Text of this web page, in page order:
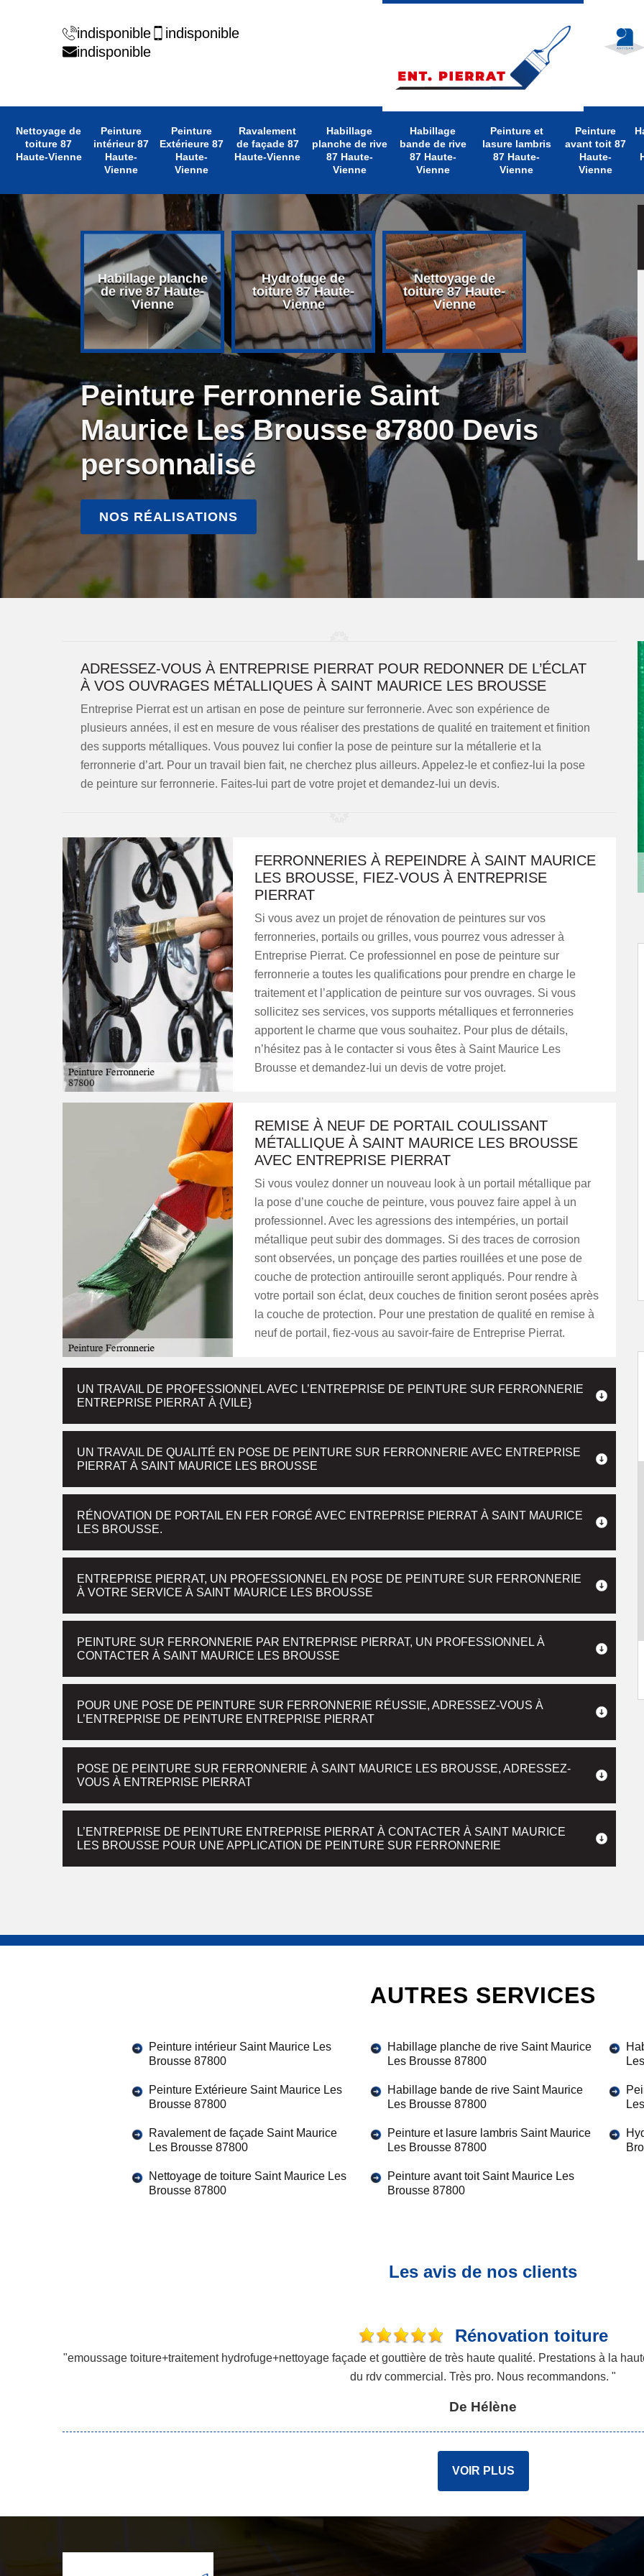
indisponible
indisponible
indisponible
Nettoyage de
toiture 87
Haute-Vienne
Peinture
intérieur 87
Haute-
Vienne
Peinture
Extérieure 87
Haute-
Vienne
Ravalement
de façade 87
Haute-Vienne
Habillage
planche de rive
87 Haute-
Vienne
Habillage
bande de rive
87 Haute-
Vienne
Peinture et
lasure lambris
87 Haute-
Vienne
Peinture
avant toit 87
Haute-
Vienne
de
Habillage planche
de rive 87 Haute-
Vienne
Hydrofuge de
toiture 87 Haute-
Vienne
Nettoyage de
toiture 87 Haute-
Vienne
Peinture
87 Haute-
Peinture Ferronnerie Saint
Maurice Les Brousse 87800 Devis
personnalisé
NOS RÉALISATIONS
ADRESSEZ-VOUS À ENTREPRISE PIERRAT POUR REDONNER DE L’ÉCLAT
À VOS OUVRAGES MÉTALLIQUES À SAINT MAURICE LES BROUSSE
Entreprise Pierrat est un artisan en pose de peinture sur ferronnerie. Avec son expérience de
plusieurs années, il est en mesure de vous réaliser des prestations de qualité en traitement et finition
des supports métalliques. Vous pouvez lui confier la pose de peinture sur la métallerie et la
ferronnerie d’art. Pour un travail bien fait, ne cherchez plus ailleurs. Appelez-le et confiez-lui la pose
de peinture sur ferronnerie. Faites-lui part de votre projet et demandez-lui un devis.
FERRONNERIES À REPEINDRE À SAINT MAURICE
LES BROUSSE, FIEZ-VOUS À ENTREPRISE
PIERRAT
Si vous avez un projet de rénovation de peintures sur vos
ferronneries, portails ou grilles, vous pourrez vous adresser à
Entreprise Pierrat. Ce professionnel en pose de peinture sur
ferronnerie a toutes les qualifications pour prendre en charge le
traitement et l’application de peinture sur vos ouvrages. Si vous
sollicitez ses services, vos supports métalliques et ferronneries
apportent le charme que vous souhaitez. Pour plus de détails,
n’hésitez pas à le contacter si vous êtes à Saint Maurice Les
Brousse et demandez-lui un devis de votre projet.
REMISE À NEUF DE PORTAIL COULISSANT
MÉTALLIQUE À SAINT MAURICE LES BROUSSE
AVEC ENTREPRISE PIERRAT
Si vous voulez donner un nouveau look à un portail métallique par
la pose d’une couche de peinture, vous pouvez faire appel à un
professionnel. Avec les agressions des intempéries, un portail
métallique peut subir des dommages. Si des traces de corrosion
sont observées, un ponçage des parties rouillées et une pose de
couche de protection antirouille seront appliqués. Pour rendre à
votre portail son éclat, deux couches de finition seront posées après
la couche de protection. Pour une prestation de qualité en remise à
neuf de portail, fiez-vous au savoir-faire de Entreprise Pierrat.
UN TRAVAIL DE PROFESSIONNEL AVEC L’ENTREPRISE DE PEINTURE SUR FERRONNERIE
ENTREPRISE PIERRAT À {VILE}
UN TRAVAIL DE QUALITÉ EN POSE DE PEINTURE SUR FERRONNERIE AVEC ENTREPRISE
PIERRAT À SAINT MAURICE LES BROUSSE
RÉNOVATION DE PORTAIL EN FER FORGÉ AVEC ENTREPRISE PIERRAT À SAINT MAURICE
LES BROUSSE.
ENTREPRISE PIERRAT, UN PROFESSIONNEL EN POSE DE PEINTURE SUR FERRONNERIE
À VOTRE SERVICE À SAINT MAURICE LES BROUSSE
PEINTURE SUR FERRONNERIE PAR ENTREPRISE PIERRAT, UN PROFESSIONNEL À
CONTACTER À SAINT MAURICE LES BROUSSE
POUR UNE POSE DE PEINTURE SUR FERRONNERIE RÉUSSIE, ADRESSEZ-VOUS À
L’ENTREPRISE DE PEINTURE ENTREPRISE PIERRAT
POSE DE PEINTURE SUR FERRONNERIE À SAINT MAURICE LES BROUSSE, ADRESSEZ-
VOUS À ENTREPRISE PIERRAT
L’ENTREPRISE DE PEINTURE ENTREPRISE PIERRAT À CONTACTER À SAINT MAURICE
LES BROUSSE POUR UNE APPLICATION DE PEINTURE SUR FERRONNERIE
AUTRES SERVICES
Peinture intérieur Saint Maurice Les
Brousse 87800
Peinture Extérieure Saint Maurice Les
Brousse 87800
Ravalement de façade Saint Maurice
Les Brousse 87800
Nettoyage de toiture Saint Maurice Les
Brousse 87800
Habillage planche de rive Saint Maurice
Les Brousse 87800
Habillage bande de rive Saint Maurice
Les Brousse 87800
Peinture et lasure lambris Saint Maurice
Les Brousse 87800
Peinture avant toit Saint Maurice Les
Brousse 87800
Les avis de nos clients
Rénovation toiture
"emoussage toiture+traitement hydrofuge+nettoyage façade et gouttière de très haute qualité. Prestations à la
du rdv commercial. Très pro. Nous recommandons. "
De Hélène
VOIR PLUS